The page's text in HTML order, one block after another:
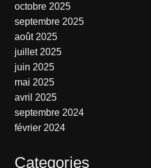
octobre 2025
septembre 2025
août 2025
juillet 2025
juin 2025
mai 2025
avril 2025
septembre 2024
février 2024
Categories